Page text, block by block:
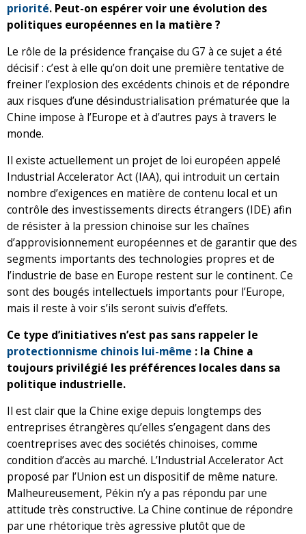
priorité. Peut-on espérer voir une évolution des
politiques européennes en la matière ?
Le rôle de la présidence française du G7 à ce sujet a été
décisif : c’est à elle qu’on doit une première tentative de
freiner l’explosion des excédents chinois et de répondre
aux risques d’une désindustrialisation prématurée que la
Chine impose à l’Europe et à d’autres pays à travers le
monde.
Il existe actuellement un projet de loi européen appelé
Industrial Accelerator Act (IAA), qui introduit un certain
nombre d’exigences en matière de contenu local et un
contrôle des investissements directs étrangers (IDE) afin
de résister à la pression chinoise sur les chaînes
d’approvisionnement européennes et de garantir que des
segments importants des technologies propres et de
l’industrie de base en Europe restent sur le continent. Ce
sont des bougés intellectuels importants pour l’Europe,
mais il reste à voir s’ils seront suivis d’effets.
Ce type d’initiatives n’est pas sans rappeler le
protectionnisme chinois lui-même : la Chine a
toujours privilégié les préférences locales dans sa
politique industrielle.
Il est clair que la Chine exige depuis longtemps des
entreprises étrangères qu’elles s’engagent dans des
coentreprises avec des sociétés chinoises, comme
condition d’accès au marché. L’Industrial Accelerator Act
proposé par l’Union est un dispositif de même nature.
Malheureusement, Pékin n’y a pas répondu par une
attitude très constructive. La Chine continue de répondre
par une rhétorique très agressive plutôt que de